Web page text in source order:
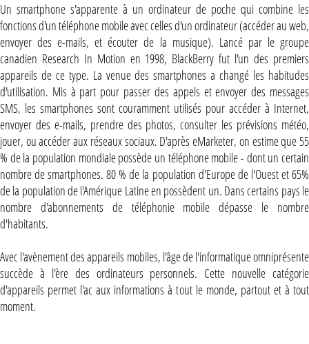
Un smartphone s'apparente à un ordinateur de poche qui combine les
fonctions d'un téléphone mobile avec celles d'un ordinateur (accéder au web,
envoyer des e-mails, et écouter de la musique). Lancé par le groupe
canadien Research In Motion en 1998, BlackBerry fut l'un des premiers
appareils de ce type. La venue des smartphones a changé les habitudes
d'utilisation. Mis à part pour passer des appels et envoyer des messages
SMS, les smartphones sont couramment utilisés pour accéder à Internet,
envoyer des e-mails, prendre des photos, consulter les prévisions météo,
jouer, ou accéder aux réseaux sociaux. D'après eMarketer, on estime que 55
% de la population mondiale possède un téléphone mobile - dont un certain
nombre de smartphones. 80 % de la population d'Europe de l'Ouest et 65%
de la population de l'Amérique Latine en possèdent un. Dans certains pays le
nombre d'abonnements de téléphonie mobile dépasse le nombre
d'habitants.
Avec l'avènement des appareils mobiles, l'âge de l'informatique omniprésente
succède à l'ère des ordinateurs personnels. Cette nouvelle catégorie
d'appareils permet l'ac aux informations à tout le monde, partout et à tout
moment.